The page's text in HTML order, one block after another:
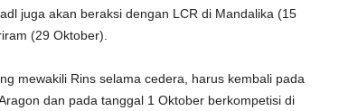
juga akan beraksi dengan LCR di Mandalika (15
(29 Oktober).
mewakili Rins selama cedera, harus kembali pada
dan pada tanggal 1 Oktober berkompetisi di